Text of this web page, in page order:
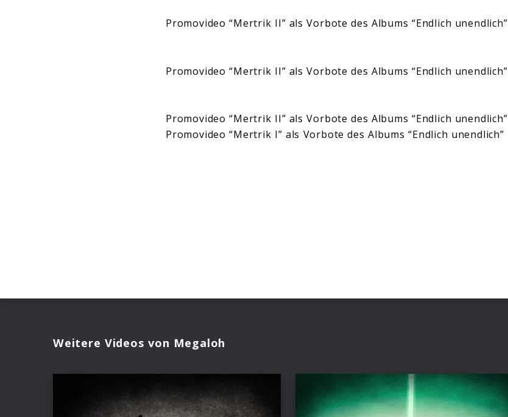
Promovideo “Mertrik II” als Vorbote des Albums “Endlich unendlich”
Promovideo “Mertrik II” als Vorbote des Albums “Endlich unendlich”
Promovideo “Mertrik II” als Vorbote des Albums “Endlich unendlich”
Promovideo “Mertrik I” als Vorbote des Albums “Endlich unendlich”
Weitere Videos von Megaloh